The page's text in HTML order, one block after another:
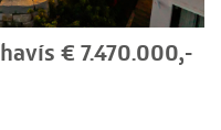
€ 7.470.000,-